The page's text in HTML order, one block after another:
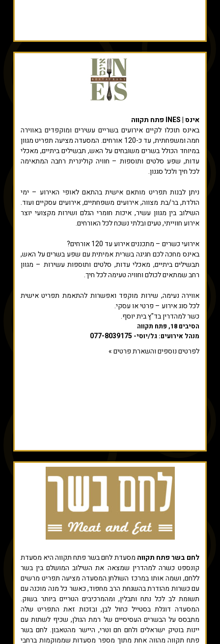
אינס | INES פתח תקווה
באינס תוכלו לקיים אירועים בשריים עשירים ומוקפדים באווירה
חמה ומשפחתית, עד כ-120 אורחים. המסעדה מציעה תפריט מגוון
במיוחד הכולל בשרים משובחים על האש, תבשילים ביתיים, מאכלי
עדות, שפע סלטים ותוספות – חוויה קולינרית רחבה המתאימה
לכל חיך ולכל סגנון.
ניתן לבנות תפריט מותאם אישית בהתאם לאופי האירוע – ימי
הולדת, בר/בת מצווה, אירועים משפחתיים, אירועים עסקיים ועוד.
השילוב בין מגוון עשיר, איכות חומרי הגלם ושירות מקצועי יוצר
אירוע חווייתי, טעים ובלתי נשכח לכל האורחים.
אירועי כשרים – מתכננים אירוע עד 120 אורחים?
באינס מחכה לכם חגיגה בשרית אמיתית עם שפע בשרים על האש,
תבשילים ביתיים, מאכלי עדות, סלטים ותוספות עשירות – מגוון
רחב שמתאים לכולם וחוויה טעימה לכל חיך.
אווירה נעימה, שירות מוקפד ואפשרות להתאמת תפריט אישית
לכל סוג אירוע – פרטי או עסקי.
כשר למהדרין בד"ץ בית יוסף.
הסיבים 18, פתח תקווה
מנהל אירועים: גל/יוסי- 077-8039175
לפרטים נוספים והשארת פרטים »
לחם בשר פתח תקווה מסעדת לחם בשר פתח תקווה היא מסעדת
קונספט כשרה למהדרין שמצאה את השילוב המושלם בין בשר
ללחם, ושמה אותו במרכז השולחן.המסעדה מציעה תפריט מרשים
עם כשרות מהודרת בהשגחת הרב מחפוד, כאשר כל מנה מוכנה עם
תשומת לב לכל נתח ותבלין, ומהמרכיבים הטריים ביותר בשוק.
המסעדה דוגלת בסטייל כחול לבן, ובזכות זאת התפריט שלה
מתבסס על הבשרים העסיסיים של רמת הגולן, שכיף לשתות עם
יינות בוטיק ישראלים ולחם חם וטרי, היישר מהטאבון. לחם בשר
פתח תקווה מהווה אחת מתוך מספר מסעדות שממוקמות ברחבי